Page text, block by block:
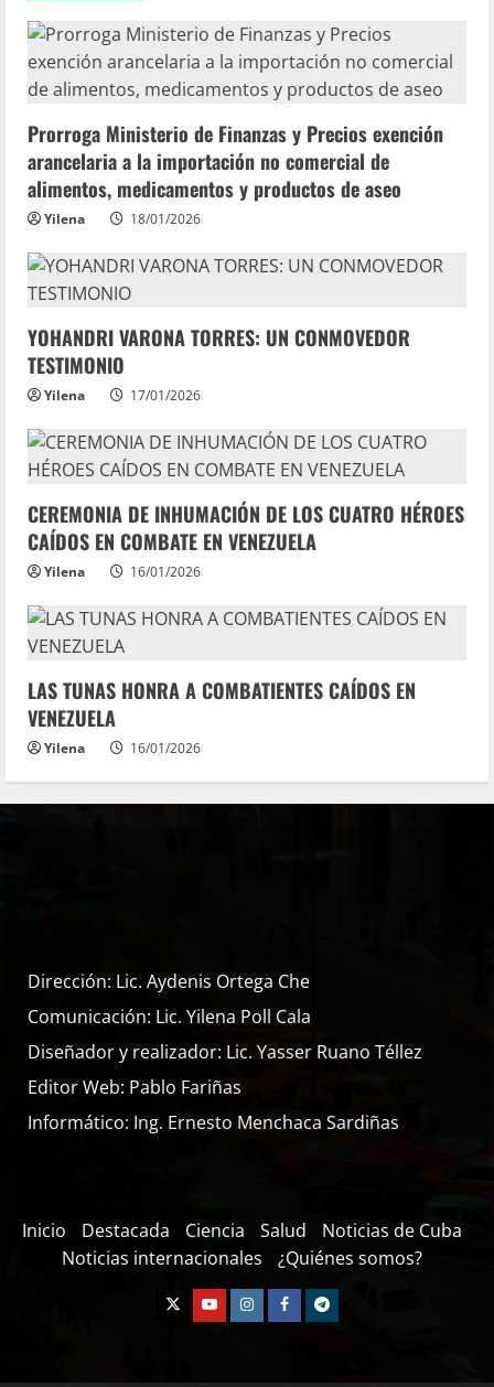
Prorroga Ministerio de Finanzas y Precios exención
arancelaria a la importación no comercial de
alimentos, medicamentos y productos de aseo
Yilena 18/01/2026
YOHANDRI VARONA TORRES: UN CONMOVEDOR
TESTIMONIO
Yilena 17/01/2026
CEREMONIA DE INHUMACIÓN DE LOS CUATRO HÉROES
CAÍDOS EN COMBATE EN VENEZUELA
Yilena 16/01/2026
LAS TUNAS HONRA A COMBATIENTES CAÍDOS EN
VENEZUELA
Yilena 16/01/2026
Dirección: Lic. Aydenis Ortega Che
Comunicación: Lic. Yilena Poll Cala
Diseñador y realizador: Lic. Yasser Ruano Téllez
Editor Web: Pablo Fariñas
Informático: Ing. Ernesto Menchaca Sardiñas
Inicio Destacada Ciencia Salud
Noticias de Cuba
Noticias internacionales
¿Quiénes somos?